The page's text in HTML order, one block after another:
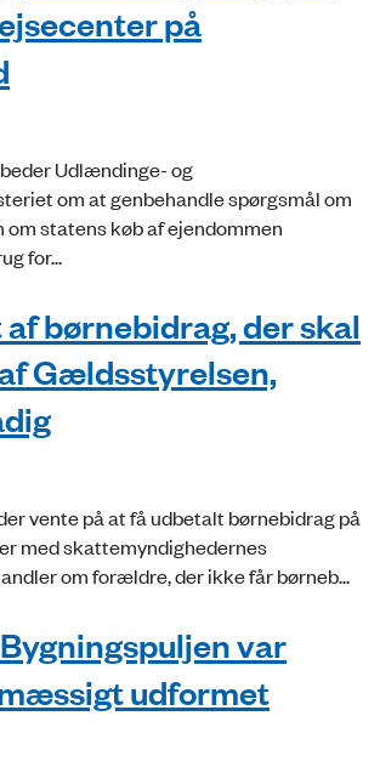
på
Udlændinge- og
om at genbehandle spørgsmål om
statens køb af ejendommen
for...
børnebidrag, der skal
Gældsstyrelsen,
vente på at få udbetalt børnebidrag på
med skattemyndighedernes
om forældre, der ikke får børneb...
var
udformet